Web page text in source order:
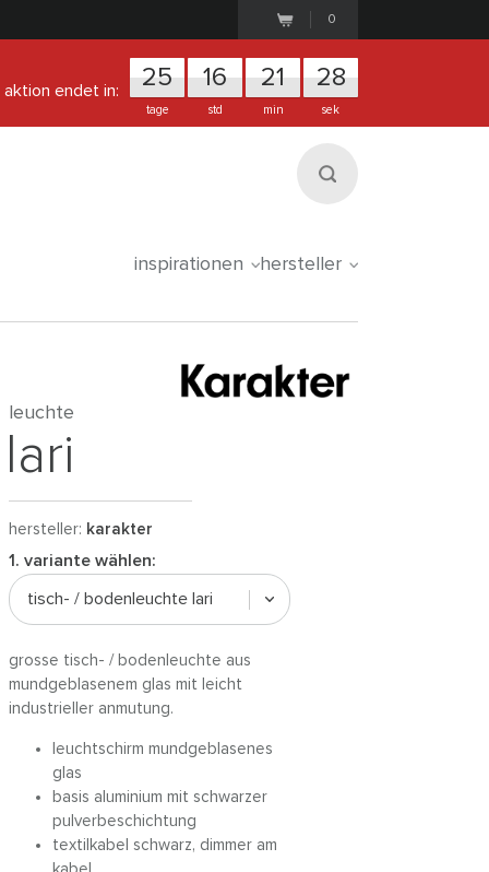
0
aktion endet in: 25
tage
16
std
21
min
28
sek
inspirationen hersteller
leuchte
lari
hersteller: karakter
1. variante wählen:
tisch- / bodenleuchte lari
grosse tisch- / bodenleuchte aus
mundgeblasenem glas mit leicht
industrieller anmutung.
leuchtschirm mundgeblasenes
glas
basis aluminium mit schwarzer
pulverbeschichtung
textilkabel schwarz, dimmer am